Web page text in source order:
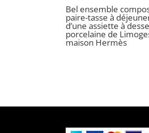
Bel ensemble
paire-tasse à
d’une assiette à
porcelaine de
maison Hermès